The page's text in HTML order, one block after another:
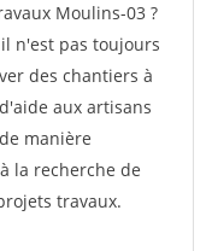
Moulins-03 ?
n'est pas toujours
des chantiers à
aux artisans
manière
la recherche de
travaux.